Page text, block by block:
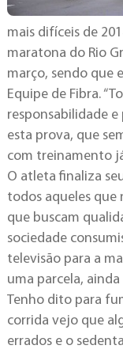
mais difíceis de
maratona do Rio
março, sendo que
Equipe de Fibra.
responsabilidade
esta prova, que
com treinamento
O atleta finaliza
todos aqueles que
que buscam
sociedade
televisão para a
uma parcela,
Tenho dito para
corrida vejo que
errados e o